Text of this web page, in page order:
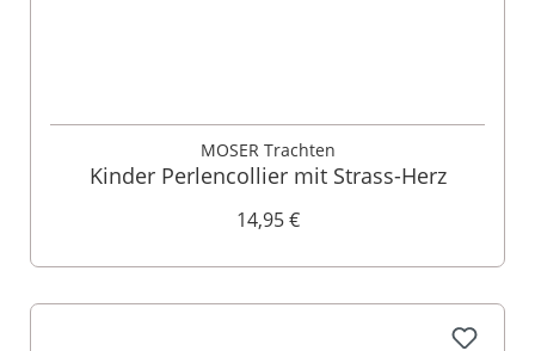
MOSER Trachten
Kinder Perlencollier mit Strass-Herz
14,95 €